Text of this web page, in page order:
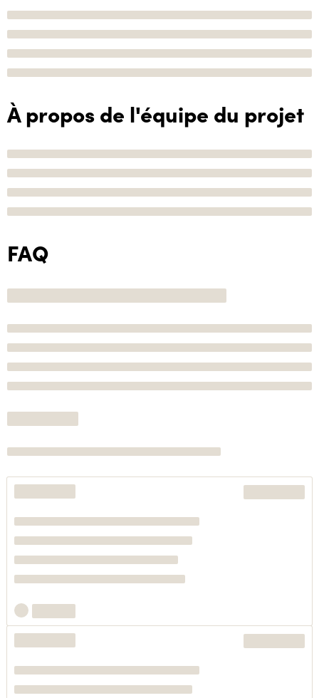
À propos de l'équipe du projet
FAQ